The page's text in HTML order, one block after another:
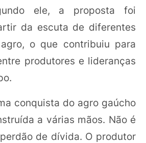
ele, a proposta foi
da escuta de diferentes
o que contribuiu para
produtores e lideranças
conquista do agro gaúcho
a várias mãos. Não é
de dívida. O produtor